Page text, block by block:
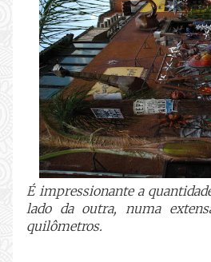
É impressionante a
lado da outra, numa
quilômetros.